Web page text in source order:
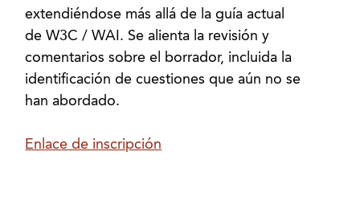
extendiéndose más allá de la guía actual
de W3C / WAI. Se alienta la revisión y
comentarios sobre el borrador, incluida la
identificación de cuestiones que aún no se
han abordado.
Enlace de inscripción